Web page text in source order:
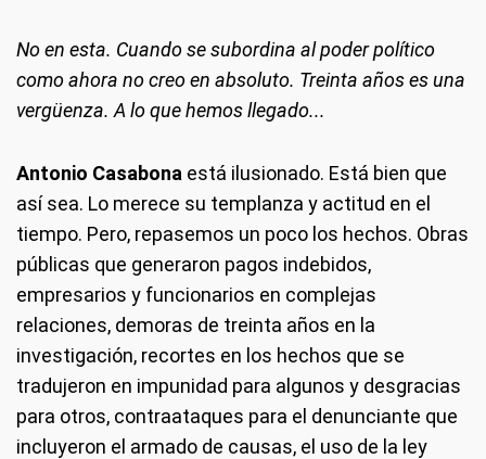
No en esta. Cuando se subordina al poder político
como ahora no creo en absoluto. Treinta años es una
vergüenza. A lo que hemos llegado...
Antonio Casabona está ilusionado. Está bien que
así sea. Lo merece su templanza y actitud en el
tiempo. Pero, repasemos un poco los hechos. Obras
públicas que generaron pagos indebidos,
empresarios y funcionarios en complejas
relaciones, demoras de treinta años en la
investigación, recortes en los hechos que se
tradujeron en impunidad para algunos y desgracias
para otros, contraataques para el denunciante que
incluyeron el armado de causas, el uso de la ley